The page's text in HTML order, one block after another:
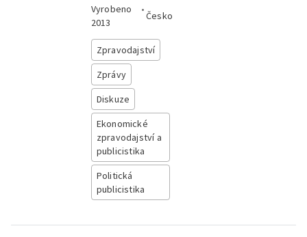
Vyrobeno
2013
•
Česko
Zpravodajství
Zprávy
Diskuze
Ekonomické
zpravodajství a
publicistika
Politická
publicistika